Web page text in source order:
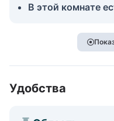
В этой комнате
Удобства